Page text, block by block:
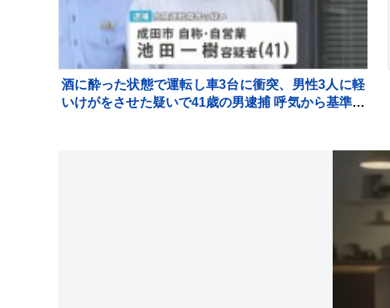
酒に酔った状態で運転し車3台に衝突、男性3人に軽
いけがをさせた疑いで41歳の男逮捕 呼気から基準値